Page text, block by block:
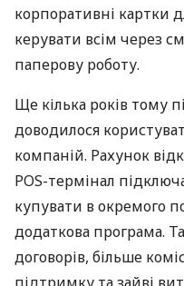
корпоративні картки
керувати всім через
паперову роботу.
Ще кілька років тому
доводилося
компаній. Рахунок
POS-термінал
купувати в окремого
додаткова програма.
договорів, більше